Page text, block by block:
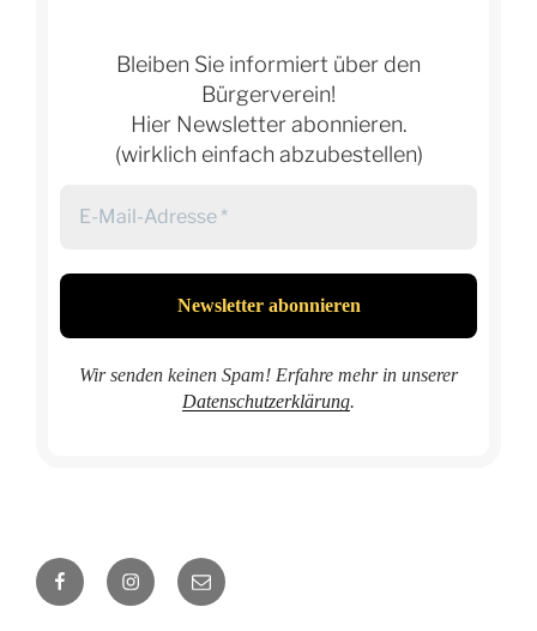
Bleiben Sie informiert über den
Bürgerverein!
Hier Newsletter abonnieren.
(wirklich einfach abzubestellen)
Wir senden keinen Spam! Erfahre mehr in unserer
Datenschutzerklärung.
FacebookInstagram
E-
Mail